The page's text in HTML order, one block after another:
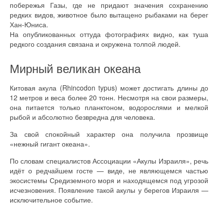
побережья Газы, где не придают значения сохранению
редких видов, животное было вытащено рыбаками на берег
Хан-Юниса.
На опубликованных оттуда фотографиях видно, как туша
редкого создания связана и окружена толпой людей.
Мирный великан океана
Китовая акула (Rhincodon typus) может достигать длины до
12 метров и веса более 20 тонн. Несмотря на свои размеры,
она питается только планктоном, водорослями и мелкой
рыбой и абсолютно безвредна для человека.
За свой спокойный характер она получила прозвище
«нежный гигант океана».
По словам специалистов Ассоциации «Акулы Израиля», речь
идёт о редчайшем госте — виде, не являющемся частью
экосистемы Средиземного моря и находящемся под угрозой
исчезновения. Появление такой акулы у берегов Израиля —
исключительное событие.